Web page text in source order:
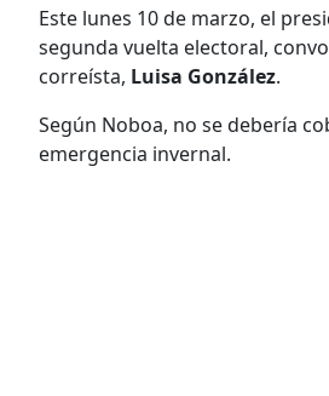
Este lunes 10 de marzo, el
segunda vuelta electoral,
correísta, Luisa González.
Según Noboa, no se debería
emergencia invernal.